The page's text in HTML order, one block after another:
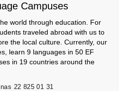
Campuses
world through education. For
traveled abroad with us to
the local culture. Currently, our
learn 9 languages ​​in 50 EF
in 19 countries around the
22 825 01 31